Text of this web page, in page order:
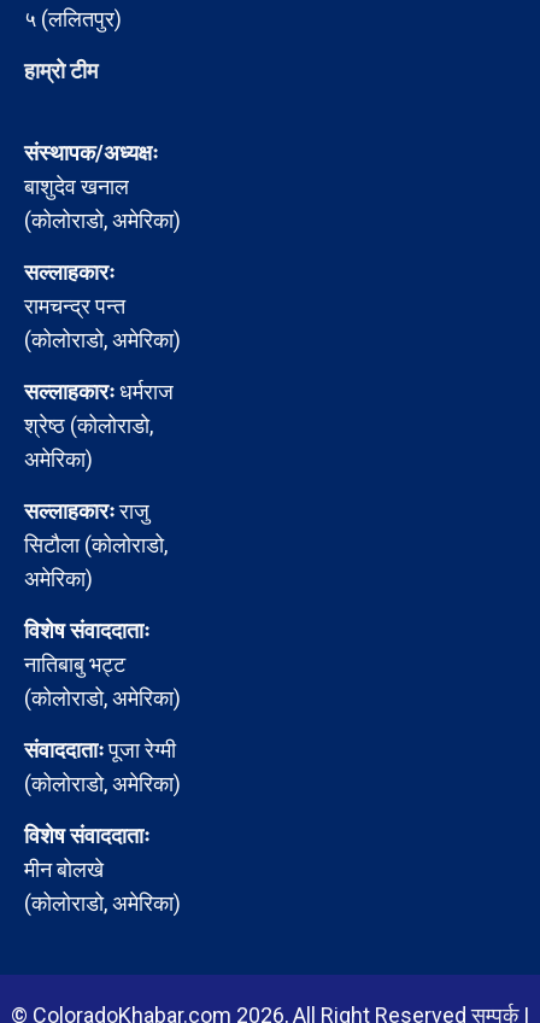
५ (ललितपुर)
हाम्रो टीम
संस्थापक/अध्यक्षः
बाशुदेव खनाल
(कोलोराडो, अमेरिका)
सल्लाहकारः
रामचन्द्र पन्त
(कोलोराडो, अमेरिका)
सल्लाहकारःधर्मराज
श्रेष्ठ (कोलोराडो,
अमेरिका)
सल्लाहकारःराजु
सिटौला (कोलोराडो,
अमेरिका)
विशेष संवाददाताः
नातिबाबु भट्ट
(कोलोराडो, अमेरिका)
संवाददाताःपूजा रेग्मी
(कोलोराडो, अमेरिका)
विशेष संवाददाताः
मीन बोलखे
(कोलोराडो, अमेरिका)
© ColoradoKhabar.com 2026, All Right Reservedसम्पर्क|